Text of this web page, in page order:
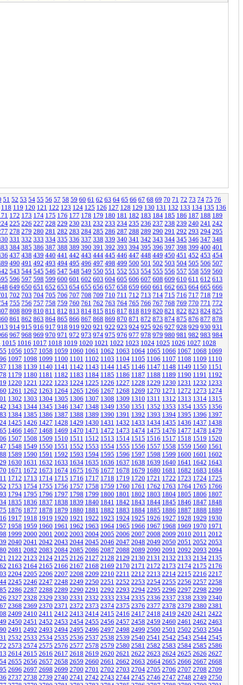
51 52 53 54 55 56 57 58 59 60 61 62 63 64 65 66 67 68 69 70 71 72 73 74 75 76
118 119 120 121 122 123 124 125 126 127 128 129 130 131 132 133 134 135 136
172 173 174 175 176 177 178 179 180 181 182 183 184 185 186 187 188 189
225 226 227 228 229 230 231 232 233 234 235 236 237 238 239 240 241 242
278 279 280 281 282 283 284 285 286 287 288 289 290 291 292 293 294 295
331 332 333 334 335 336 337 338 339 340 341 342 343 344 345 346 347 348
384 385 386 387 388 389 390 391 392 393 394 395 396 397 398 399 400 401
437 438 439 440 441 442 443 444 445 446 447 448 449 450 451 452 453 454
490 491 492 493 494 495 496 497 498 499 500 501 502 503 504 505 506 507
543 544 545 546 547 548 549 550 551 552 553 554 555 556 557 558 559 560
596 597 598 599 600 601 602 603 604 605 606 607 608 609 610 611 612 613
649 650 651 652 653 654 655 656 657 658 659 660 661 662 663 664 665 666
702 703 704 705 706 707 708 709 710 711 712 713 714 715 716 717 718 719
755 756 757 758 759 760 761 762 763 764 765 766 767 768 769 770 771 772
808 809 810 811 812 813 814 815 816 817 818 819 820 821 822 823 824 825
861 862 863 864 865 866 867 868 869 870 871 872 873 874 875 876 877 878
914 915 916 917 918 919 920 921 922 923 924 925 926 927 928 929 930 931
967 968 969 970 971 972 973 974 975 976 977 978 979 980 981 982 983 984
1015 1016 1017 1018 1019 1020 1021 1022 1023 1024 1025 1026 1027 1028
1056 1057 1058 1059 1060 1061 1062 1063 1064 1065 1066 1067 1068 1069
1097 1098 1099 1100 1101 1102 1103 1104 1105 1106 1107 1108 1109 1110
1138 1139 1140 1141 1142 1143 1144 1145 1146 1147 1148 1149 1150 1151
1179 1180 1181 1182 1183 1184 1185 1186 1187 1188 1189 1190 1191 1192
1220 1221 1222 1223 1224 1225 1226 1227 1228 1229 1230 1231 1232 1233
1261 1262 1263 1264 1265 1266 1267 1268 1269 1270 1271 1272 1273 1274
1302 1303 1304 1305 1306 1307 1308 1309 1310 1311 1312 1313 1314 1315
1343 1344 1345 1346 1347 1348 1349 1350 1351 1352 1353 1354 1355 1356
1384 1385 1386 1387 1388 1389 1390 1391 1392 1393 1394 1395 1396 1397
1425 1426 1427 1428 1429 1430 1431 1432 1433 1434 1435 1436 1437 1438
1466 1467 1468 1469 1470 1471 1472 1473 1474 1475 1476 1477 1478 1479
1507 1508 1509 1510 1511 1512 1513 1514 1515 1516 1517 1518 1519 1520
1548 1549 1550 1551 1552 1553 1554 1555 1556 1557 1558 1559 1560 1561
1589 1590 1591 1592 1593 1594 1595 1596 1597 1598 1599 1600 1601 1602
1630 1631 1632 1633 1634 1635 1636 1637 1638 1639 1640 1641 1642 1643
1671 1672 1673 1674 1675 1676 1677 1678 1679 1680 1681 1682 1683 1684
1712 1713 1714 1715 1716 1717 1718 1719 1720 1721 1722 1723 1724 1725
1753 1754 1755 1756 1757 1758 1759 1760 1761 1762 1763 1764 1765 1766
1794 1795 1796 1797 1798 1799 1800 1801 1802 1803 1804 1805 1806 1807
1835 1836 1837 1838 1839 1840 1841 1842 1843 1844 1845 1846 1847 1848
1876 1877 1878 1879 1880 1881 1882 1883 1884 1885 1886 1887 1888 1889
1917 1918 1919 1920 1921 1922 1923 1924 1925 1926 1927 1928 1929 1930
1958 1959 1960 1961 1962 1963 1964 1965 1966 1967 1968 1969 1970 1971
1999 2000 2001 2002 2003 2004 2005 2006 2007 2008 2009 2010 2011 2012
2040 2041 2042 2043 2044 2045 2046 2047 2048 2049 2050 2051 2052 2053
2081 2082 2083 2084 2085 2086 2087 2088 2089 2090 2091 2092 2093 2094
2122 2123 2124 2125 2126 2127 2128 2129 2130 2131 2132 2133 2134 2135
2163 2164 2165 2166 2167 2168 2169 2170 2171 2172 2173 2174 2175 2176
2204 2205 2206 2207 2208 2209 2210 2211 2212 2213 2214 2215 2216 2217
2245 2246 2247 2248 2249 2250 2251 2252 2253 2254 2255 2256 2257 2258
2286 2287 2288 2289 2290 2291 2292 2293 2294 2295 2296 2297 2298 2299
2327 2328 2329 2330 2331 2332 2333 2334 2335 2336 2337 2338 2339 2340
2368 2369 2370 2371 2372 2373 2374 2375 2376 2377 2378 2379 2380 2381
2409 2410 2411 2412 2413 2414 2415 2416 2417 2418 2419 2420 2421 2422
2450 2451 2452 2453 2454 2455 2456 2457 2458 2459 2460 2461 2462 2463
2491 2492 2493 2494 2495 2496 2497 2498 2499 2500 2501 2502 2503 2504
2532 2533 2534 2535 2536 2537 2538 2539 2540 2541 2542 2543 2544 2545
2573 2574 2575 2576 2577 2578 2579 2580 2581 2582 2583 2584 2585 2586
2614 2615 2616 2617 2618 2619 2620 2621 2622 2623 2624 2625 2626 2627
2655 2656 2657 2658 2659 2660 2661 2662 2663 2664 2665 2666 2667 2668
2696 2697 2698 2699 2700 2701 2702 2703 2704 2705 2706 2707 2708 2709
2737 2738 2739 2740 2741 2742 2743 2744 2745 2746 2747 2748 2749 2750